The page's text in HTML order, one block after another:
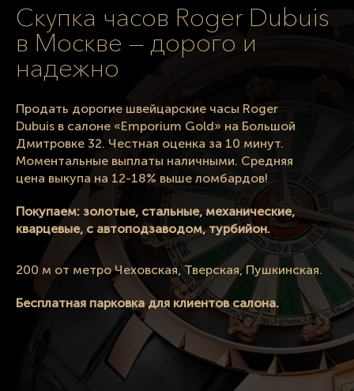
Скупка часов Roger Dubuis
в Москве — дорого и
надежно
Продать дорогие швейцарские часы Roger
Dubuis в салоне «Emporium Gold» на Большой
Дмитровке 32. Честная оценка за 10 минут.
Моментальные выплаты наличными. Средняя
цена выкупа на 12-18% выше ломбардов!
Покупаем: золотые, стальные, механические,
кварцевые, с автоподзаводом, турбийон.
200 м от метро Чеховская, Тверская, Пушкинская.
Бесплатная парковка для клиентов салона.